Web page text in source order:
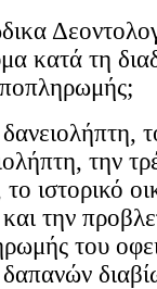
κατά τη
την
ιστορικό
την
του